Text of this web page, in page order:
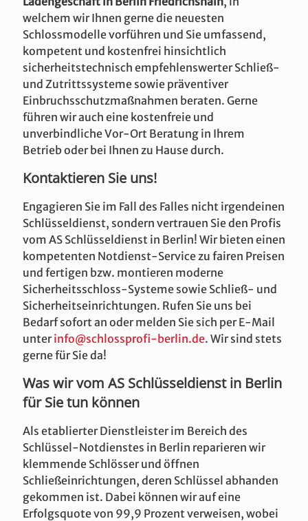
welchem wir Ihnen gerne die neuesten
Schlossmodelle vorführen und Sie umfassend,
kompetent und kostenfrei hinsichtlich
sicherheitstechnisch empfehlenswerter Schließ-
und Zutrittssysteme sowie präventiver
Einbruchsschutzmaßnahmen beraten. Gerne
führen wir auch eine kostenfreie und
unverbindliche Vor-Ort Beratung in Ihrem
Betrieb oder bei Ihnen zu Hause durch.
Kontaktieren Sie uns!
Engagieren Sie im Fall des Falles nicht irgendeinen
Schlüsseldienst, sondern vertrauen Sie den Profis
vom AS Schlüsseldienst in Berlin! Wir bieten einen
kompetenten Notdienst-Service zu fairen Preisen
und fertigen bzw. montieren moderne
Sicherheitsschloss-Systeme sowie Schließ- und
Sicherheitseinrichtungen. Rufen Sie uns bei
Bedarf sofort an oder melden Sie sich per E-Mail
unterinfo@schlossprofi-berlin.de. Wir sind stets
gerne für Sie da!
Was wir vom AS Schlüsseldienst in Berlin
für Sie tun können
Als etablierter Dienstleister im Bereich des
Schlüssel-Notdienstes in Berlin reparieren wir
klemmende Schlösser und öffnen
Schließeinrichtungen, deren Schlüssel abhanden
gekommen ist. Dabei können wir auf eine
Erfolgsquote von 99,9 Prozent verweisen, wobei